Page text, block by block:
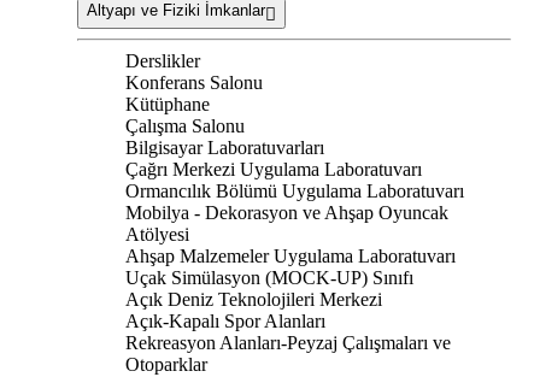
Altyapı ve Fiziki İmkanlar
Derslikler
Konferans Salonu
Kütüphane
Çalışma Salonu
Bilgisayar Laboratuvarları
Çağrı Merkezi Uygulama Laboratuvarı
Ormancılık Bölümü Uygulama Laboratuvarı
Mobilya - Dekorasyon ve Ahşap Oyuncak
Atölyesi
Ahşap Malzemeler Uygulama Laboratuvarı
Uçak Simülasyon (MOCK-UP) Sınıfı
Açık Deniz Teknolojileri Merkezi
Açık-Kapalı Spor Alanları
Rekreasyon Alanları-Peyzaj Çalışmaları ve
Otoparklar